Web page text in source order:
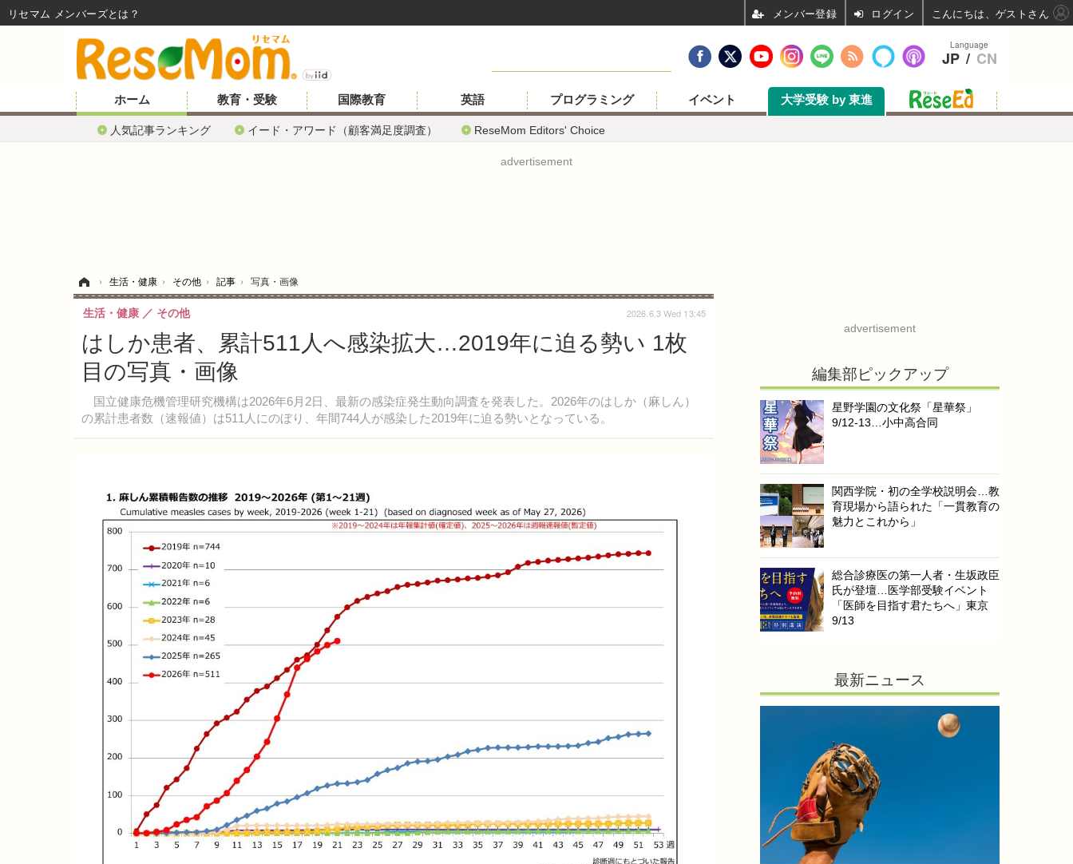
ホーム
人気記事ランキング イード・アワード（顧客満足度調査） ReseMom Editors' Choice
教育・受験 国際教育 英語 プログラミング イベント 大学受験 by 東進
advertisement
› 生活・健康 › その他 › 記事 › 写真・画像
はしか患者、累計511人へ感染拡大…2019年に迫る勢い 1枚
目の写真・画像
国立健康危機管理研究機構は2026年6月2日、最新の感染症発生動向調査を発表した。2026年のはしか（麻しん）
の累計患者数（速報値）は511人にのぼり、年間744人が感染した2019年に迫る勢いとなっている。
生活・健康 その他 2026.6.3 Wed 13:45
advertisement
編集部ピックアップ
星野学園の文化祭「星華祭」
9/12-13…小中高合同
関西学院・初の全学校説明会…教
育現場から語られた「一貫教育の
魅力とこれから」
総合診療医の第一人者・生坂政臣
氏が登壇…医学部受験イベント
「医師を目指す君たちへ」東京
9/13
最新ニュース
Language
JP / CN
リセマム メンバーズ ログイン こんにちは、ゲストさん